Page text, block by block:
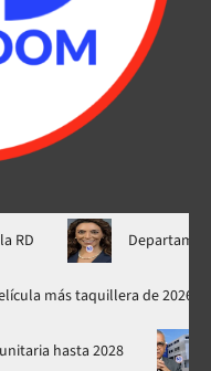
Departamento de
en la película más
2028 Carlos